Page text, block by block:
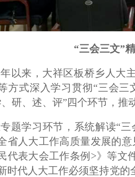
“三会三文”
以来，大祥区板桥乡人大
方式深入学习贯彻“三会
研、述、评”四个环节，推
题学习环节，系统解读“
省人大工作高质量发展的
代表大会工作条例>》等文
时代人大工作必须坚持党